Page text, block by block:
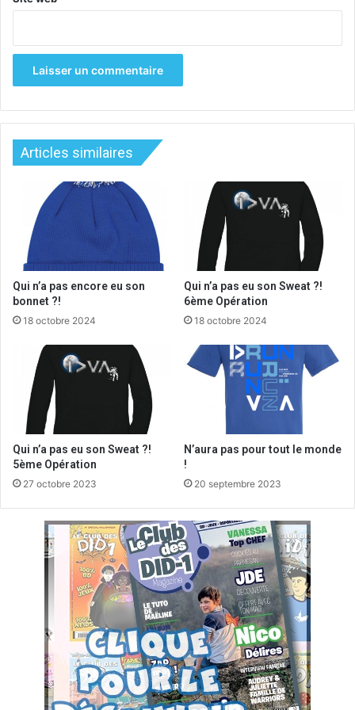
Articles similaires
Qui n’a pas encore eu son
bonnet ?!
18 octobre 2024
Qui n’a pas eu son Sweat ?!
6ème Opération
18 octobre 2024
Qui n’a pas eu son Sweat ?!
5ème Opération
27 octobre 2023
N’aura pas pour tout le monde
!
20 septembre 2023